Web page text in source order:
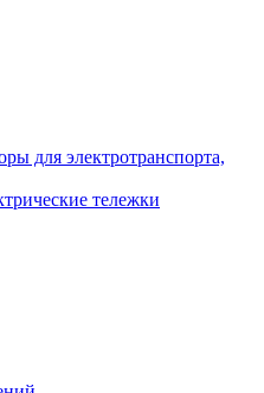
для электротранспорта,
тележки